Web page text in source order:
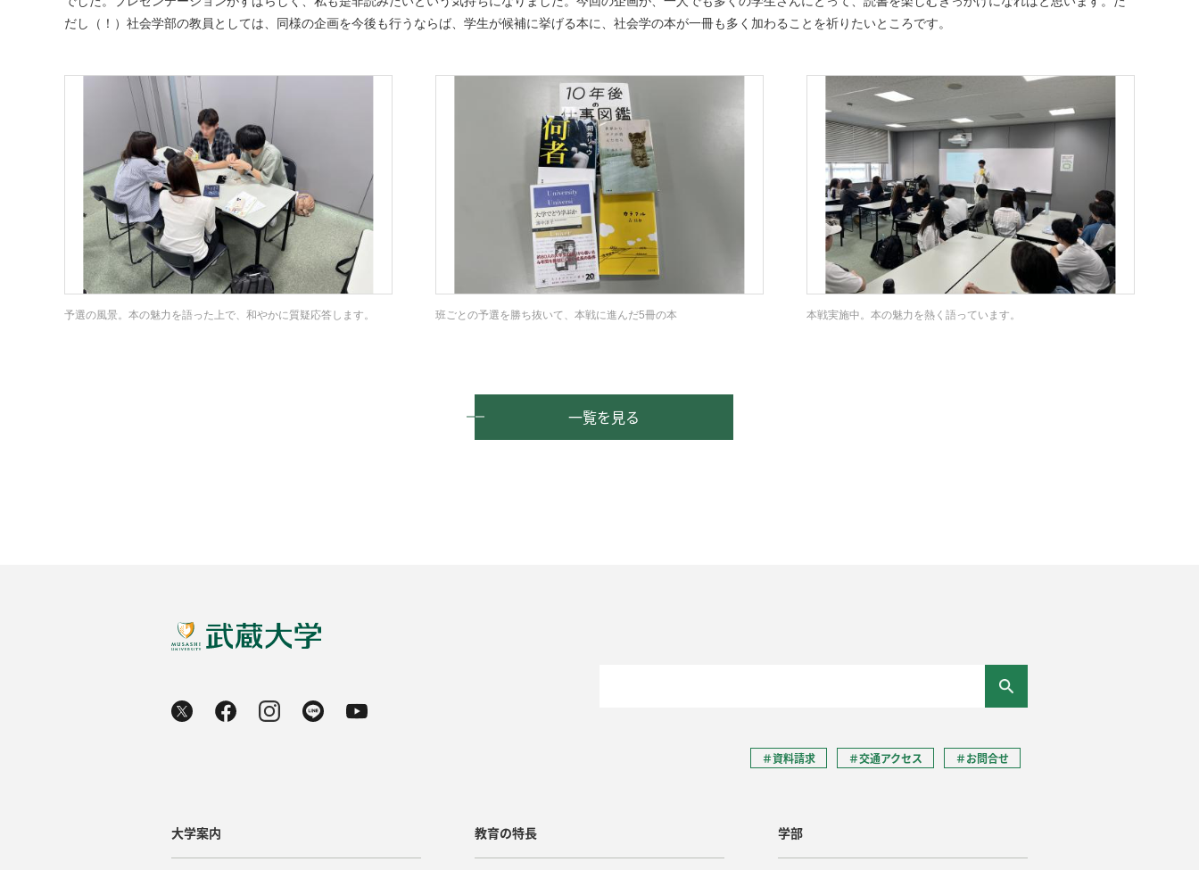
だし（！）社会学部の教員としては、同様の企画を今後も行うならば、学生が候補に挙げる本に、社会学の本が一冊も多く加わることを祈りたいところです。
予選の風景。本の魅力を語った上で、和やかに質疑応答します。 班ごとの予選を勝ち抜いて、本戦に進んだ5冊の本 本戦実施中。本の魅力を熱く語っています。
一覧を見る
＃資料請求 ＃交通アクセス ＃お問合せ
大学案内 教育の特長 学部